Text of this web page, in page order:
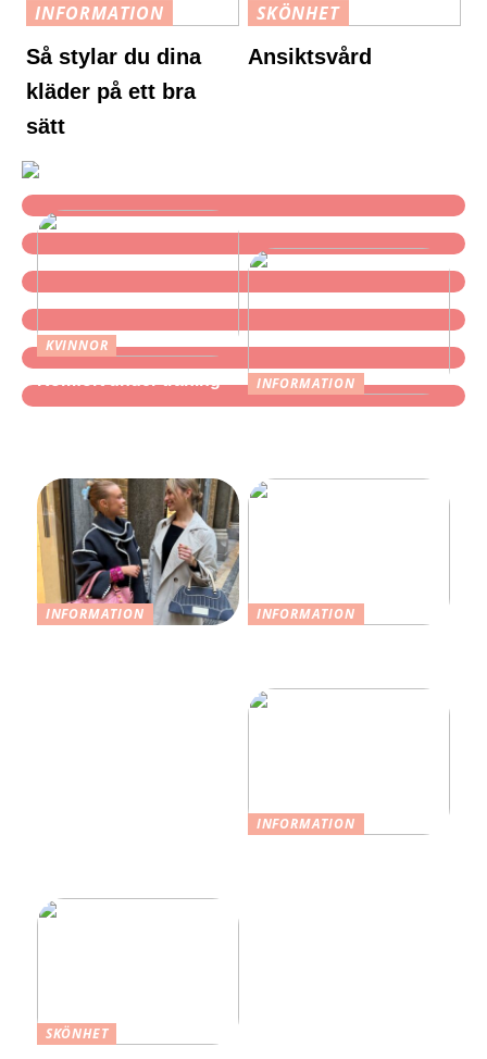
INFORMATION
Så stylar du dina
kläder på ett bra
sätt
SKÖNHET
Ansiktsvård
KVINNOR
INFORMATION
INFORMATION
INFORMATION
INFORMATION
SKÖNHET